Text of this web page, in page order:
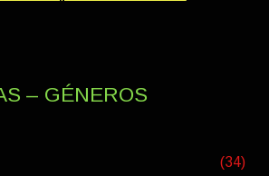
– GÉNEROS
(34)